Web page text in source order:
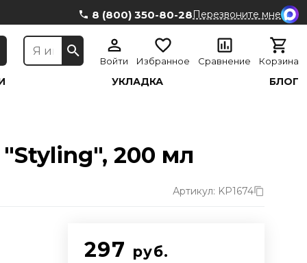
8 (800) 350-80-28Перезвоните мне
Войти Избранное Сравнение Корзина
УКЛАДКА БЛОГ
200 мл
Артикул: KP1674
297 руб.